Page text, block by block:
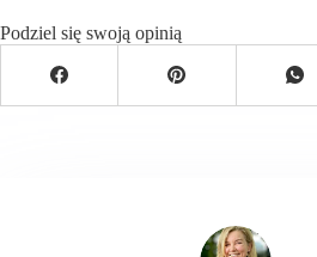
Podziel się swoją opinią